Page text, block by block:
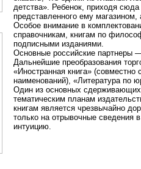
детства». Ребенок, приходя сюда
представленного ему
Особое внимание в
справочникам, книгам по
подписными изданиями.
Основные российские партнеры
Дальнейшие преобразования
«Иностранная книга»
наименований), «Литература по
Один из основных
тематическим планам
книгам является чрезвычайно
только на отрывочные сведения
интуицию.